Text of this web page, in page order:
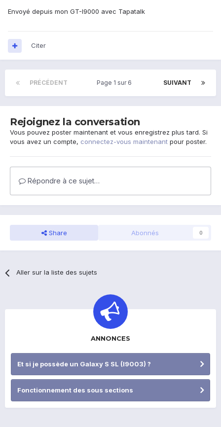
Envoyé depuis mon GT-I9000 avec Tapatalk
Citer
PRÉCÉDENT SUIVANT
Page 1 sur 6
Rejoignez la conversation
Vous pouvez poster maintenant et vous enregistrez plus tard. Si
vous avez un compte, connectez-vous maintenant pour poster.
Répondre à ce sujet…
Share Abonnés 0
Aller sur la liste des sujets
ANNONCES
Et si je possède un Galaxy S SL (I9003) ?
Fonctionnement des sous sections